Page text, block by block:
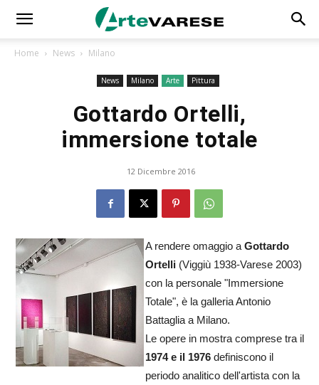
Home News Milano
News Milano Arte Pittura
Gottardo Ortelli,
immersione totale
12 Dicembre 2016
A rendere omaggio a Gottardo
Ortelli (Viggiù 1938-Varese 2003)
con la personale "Immersione
Totale", è la galleria Antonio
Battaglia a Milano.
Le opere in mostra comprese tra il
1974 e il 1976 definiscono il
periodo analitico dell'artista con la